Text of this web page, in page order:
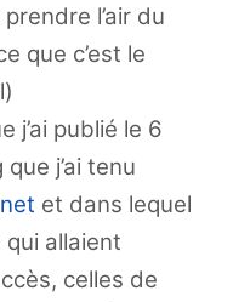
l’air du
que c’est le
j’ai publié le 6
j’ai tenu
et dans lequel
qui allaient
celles de